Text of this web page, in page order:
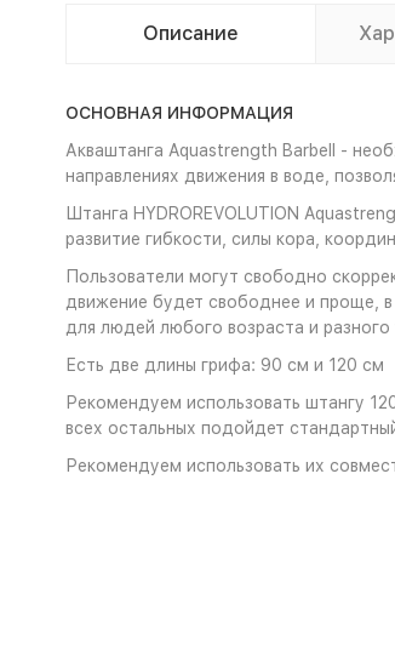
Описание
ОСНОВНАЯ ИНФОРМАЦИЯ
Акваштанга Aquastrength Barbell -
направлениях движения в воде,
Штанга HYDROREVOLUTION
развитие гибкости, силы кора,
Пользователи могут свободно
движение будет свободнее и проще, в
для людей любого возраста и разного
Есть две длины грифа: 90 см и 120 см
Рекомендуем использовать штангу
всех остальных подойдет
Рекомендуем использовать их